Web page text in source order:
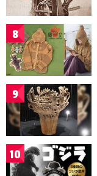
8
9
10